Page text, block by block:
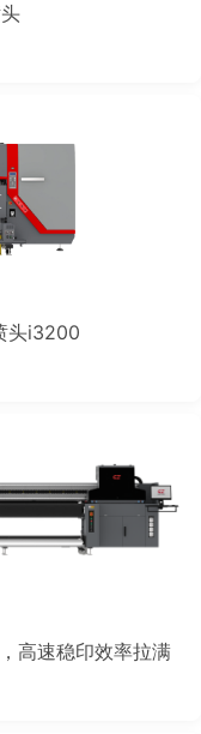
头i3200
高速稳印效率拉满